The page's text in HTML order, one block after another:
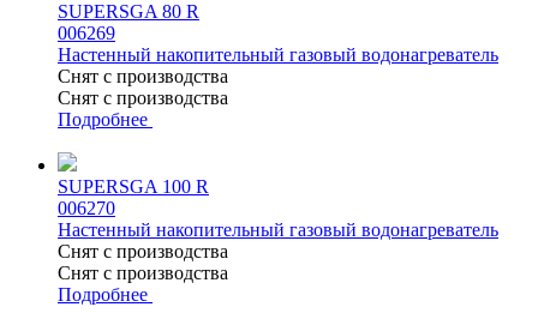
SUPERSGA 80 R
006269
Настенный накопительный газовый водонагреватель
Снят с производства
Снят с производства
Подробнее
SUPERSGA 100 R
006270
Настенный накопительный газовый водонагреватель
Снят с производства
Снят с производства
Подробнее